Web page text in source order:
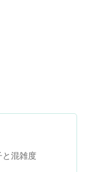
と混雑度